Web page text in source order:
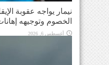
نيمار يواجه عقوبة
الخصوم وتوجيهه
أغسطس 6, 2026